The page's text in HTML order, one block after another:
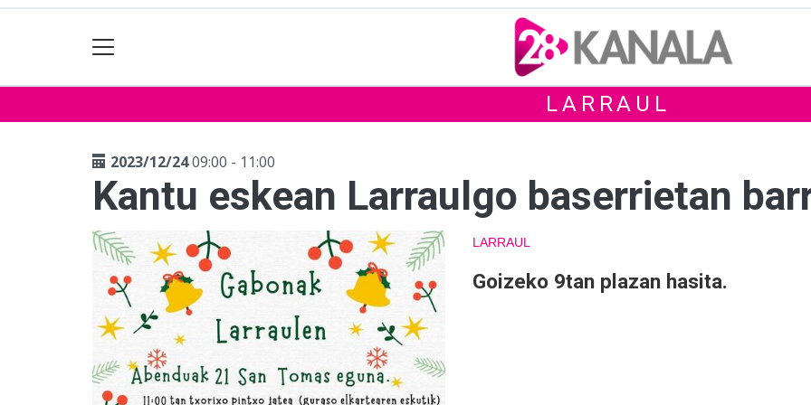
LARRAUL
2023/12/2409:00 - 11:00
Kantu eskean Larraulgo baserrietan
LARRAUL
Goizeko 9tan plazan hasita.